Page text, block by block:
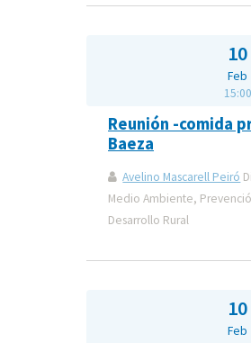
10
Feb
15:00
Reunión -comida
Baeza
Avelino Mascarell Peiró
Medio Ambiente,
Desarrollo Rural
10
Feb